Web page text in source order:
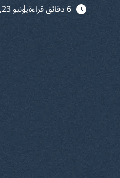
6 دقائق قراءة يونيو 23, 2026